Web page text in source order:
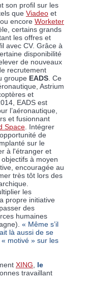
son profil sur les
que Viadeo et
encore Worketer
certains grands
les offres et
avec CV. Grâce à
disponibilité
de nouveaux
recrutement
groupe EADS . Ce
Astrium
et
EADS est
l’aéronautique,
et fusionnant
Space . Intégrer
de
sur le
à l'étranger et
à moyen
encouragée au
très tôt lors des
les
propre initiative
des
humaines
« Même s’il
là aussi de se
motivé » sur les
XING
le
travaillant